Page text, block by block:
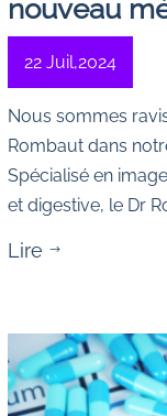
nouveau
22 Juil,2024
Nous sommes
Rombaut dans
Spécialisé en
et digestive, le Dr
Lire $